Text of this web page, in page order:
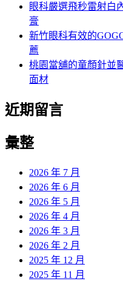
眼科嚴選飛秒雷射白
膏
新竹眼科有效的
薦
桃園當舖的童顏針並
面材
近期留言
彙整
2026 年 7 月
2026 年 6 月
2026 年 5 月
2026 年 4 月
2026 年 3 月
2026 年 2 月
2025 年 12 月
2025 年 11 月